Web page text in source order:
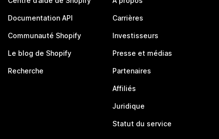
Documentation API
Communauté Shopify
Le blog de Shopify
Recherche
Carrières
Investisseurs
Presse et médias
Partenaires
Affiliés
Juridique
Statut du service